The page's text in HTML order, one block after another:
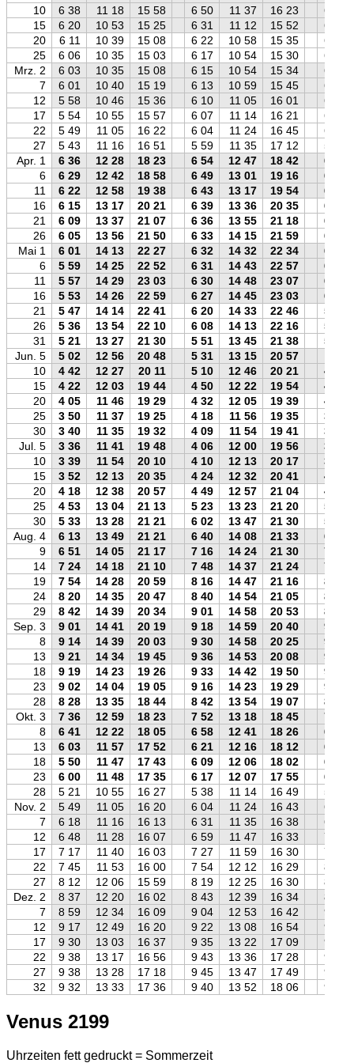
10
6 38 11 18 15 58 6 50 11 37 16 23
6 55
15
6 20 10 53 15 25 6 31 11 12 15 52
6 37
20
6 11 10 39 15 08 6 22 10 58 15 35
6 28
25
6 06 10 35 15 03 6 17 10 54 15 30
6 23
Mrz. 2
6 03 10 35 15 08 6 15 10 54 15 34
6 21
7
6 01 10 40 15 19 6 13 10 59 15 45
6 18
12
5 58 10 46 15 36 6 10 11 05 16 01
6 14
17
5 54 10 55 15 57 6 07 11 14 16 21
6 10
22
5 49 11 05 16 22 6 04 11 24 16 45
6 04
27
5 43 11 16 16 51 5 59 11 35 17 12
5 57
Apr. 1
6 36 12 28 18 23 6 54 12 47 18 42
6 50
6
6 29 12 42 18 58 6 49 13 01 19 16
6 42
11
6 22 12 58 19 38 6 43 13 17 19 54
6 34
16
6 15 13 17 20 21 6 39 13 36 20 35
6 26
21
6 09 13 37 21 07 6 36 13 55 21 18
6 19
26
6 05 13 56 21 50 6 33 14 15 21 59
6 14
Mai 1
6 01 14 13 22 27 6 32 14 32 22 34
6 09
6
5 59 14 25 22 52 6 31 14 43 22 57
6 06
11
5 57 14 29 23 03 6 30 14 48 23 07
6 03
16
5 53 14 26 22 59 6 27 14 45 23 03
6 00
21
5 47 14 14 22 41 6 20 14 33 22 46
5 54
26
5 36 13 54 22 10 6 08 14 13 22 16
5 44
31
5 21 13 27 21 30 5 51 13 45 21 38
5 29
Jun. 5
5 02 12 56 20 48 5 31 13 15 20 57
10
4 42 12 27 20 11 5 10 12 46 20 21
4 51
15
4 22 12 03 19 44 4 50 12 22 19 54
4 32
20
4 05 11 46 19 29 4 32 12 05 19 39
4 14
25
3 50 11 37 19 25 4 18 11 56 19 35
3 59
30
3 40 11 35 19 32 4 09 11 54 19 41
3 49
Jul. 5
3 36 11 41 19 48 4 06 12 00 19 56
3 44
10
3 39 11 54 20 10 4 10 12 13 20 17
3 47
15
3 52 12 13 20 35 4 24 12 32 20 41
4 00
20
4 18 12 38 20 57 4 49 12 57 21 04
4 25
25
4 53 13 04 21 13 5 23 13 23 21 20
5 01
30
5 33 13 28 21 21 6 02 13 47 21 30
5 42
Aug. 4
6 13 13 49 21 21 6 40 14 08 21 33
6 23
9
6 51 14 05 21 17 7 16 14 24 21 30
7 01
14
7 24 14 18 21 10 7 48 14 37 21 24
7 36
19
7 54 14 28 20 59 8 16 14 47 21 16
8 06
24
8 20 14 35 20 47 8 40 14 54 21 05
8 33
29
8 42 14 39 20 34 9 01 14 58 20 53
8 56
Sep. 3
9 01 14 41 20 19 9 18 14 59 20 40
9 15
8
9 14 14 39 20 03 9 30 14 58 20 25
9 29
13
9 21 14 34 19 45 9 36 14 53 20 08
9 37
18
9 19 14 23 19 26 9 33 14 42 19 50
9 34
23
9 02 14 04 19 05 9 16 14 23 19 29
9 18
28
8 28 13 35 18 44 8 42 13 54 19 07
8 43
Okt. 3
7 36 12 59 18 23 7 52 13 18 18 45
7 51
8
6 41 12 22 18 05 6 58 12 41 18 26
6 55
13
6 03 11 57 17 52 6 21 12 16 18 12
6 16
18
5 50 11 47 17 43 6 09 12 06 18 02
6 04
23
6 00 11 48 17 35 6 17 12 07 17 55
6 14
28
5 21 10 55 16 27 5 38 11 14 16 49
5 36
Nov. 2
5 49 11 05 16 20 6 04 11 24 16 43
6 04
7
6 18 11 16 16 13 6 31 11 35 16 38
6 34
12
6 48 11 28 16 07 6 59 11 47 16 33
7 04
17
7 17 11 40 16 03 7 27 11 59 16 30
7 35
22
7 45 11 53 16 00 7 54 12 12 16 29
8 04
27
8 12 12 06 15 59 8 19 12 25 16 30
8 31
Dez. 2
8 37 12 20 16 02 8 43 12 39 16 34
8 57
7
8 59 12 34 16 09 9 04 12 53 16 42
9 19
12
9 17 12 49 16 20 9 22 13 08 16 54
9 38
17
9 30 13 03 16 37 9 35 13 22 17 09
9 51
22
9 38 13 17 16 56 9 43 13 36 17 28
9 58
27
9 38 13 28 17 18 9 45 13 47 17 49
9 58
32
9 32 13 33 17 36 9 40 13 52 18 06 9 50
Venus 2199
Uhrzeiten fett gedruckt = Sommerzeit